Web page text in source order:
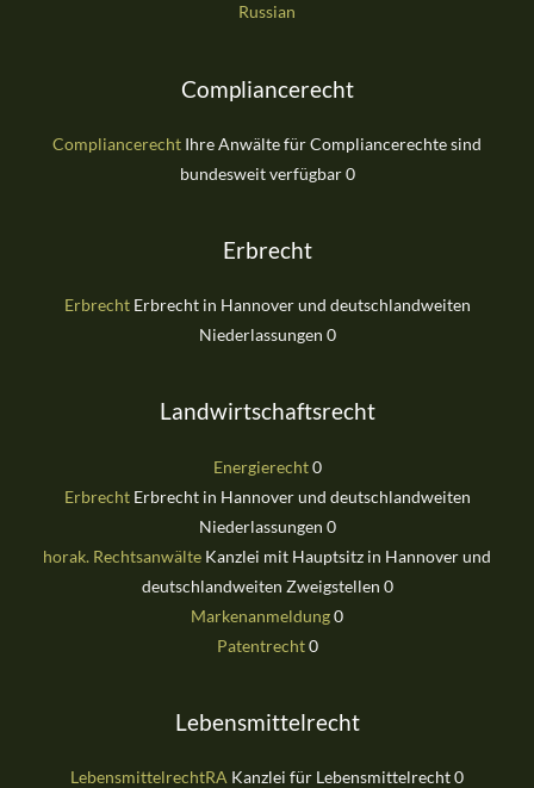
Russian
Compliancerecht
Compliancerecht Ihre Anwälte für Compliancerechte sind
bundesweit verfügbar 0
Erbrecht
ErbrechtErbrecht in Hannover und deutschlandweiten
Niederlassungen 0
Landwirtschaftsrecht
Energierecht0
ErbrechtErbrecht in Hannover und deutschlandweiten
Niederlassungen 0
horak. Rechtsanwälte Kanzlei mit Hauptsitz in Hannover und
deutschlandweiten Zweigstellen 0
Markenanmeldung0
Patentrecht0
Lebensmittelrecht
LebensmittelrechtRA Kanzlei für Lebensmittelrecht 0